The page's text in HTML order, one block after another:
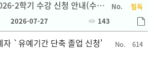
필독
2학기 수강 신청 안내(수정
2026-07-27 143
614
자 `유예기간 단축 졸업 신청'